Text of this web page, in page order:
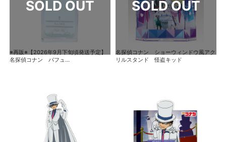
※再販※【2026年9月下旬頃発送予定】
名探偵コナン パフュ...
名探偵コナン ショーウィンドウ風アク
リルスタンド 怪盗キッド